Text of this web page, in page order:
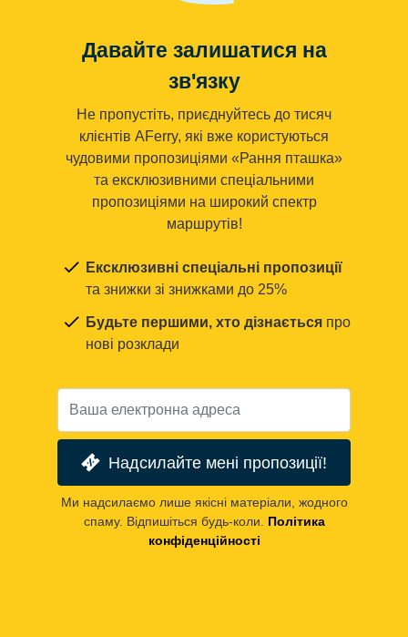
Давайте залишатися на
зв'язку
Не пропустіть, приєднуйтесь до тисяч
клієнтів AFerry, які вже користуються
чудовими пропозиціями «Рання пташка»
та ексклюзивними спеціальними
пропозиціями на широкий спектр
маршрутів!
Ексклюзивні спеціальні пропозиції
та знижки зі знижками до 25%
Будьте першими, хто дізнається про
нові розклади
Надсилайте мені пропозиції!
Ми надсилаємо лише якісні матеріали, жодного
спаму. Відпишіться будь-коли. Політика
конфіденційності